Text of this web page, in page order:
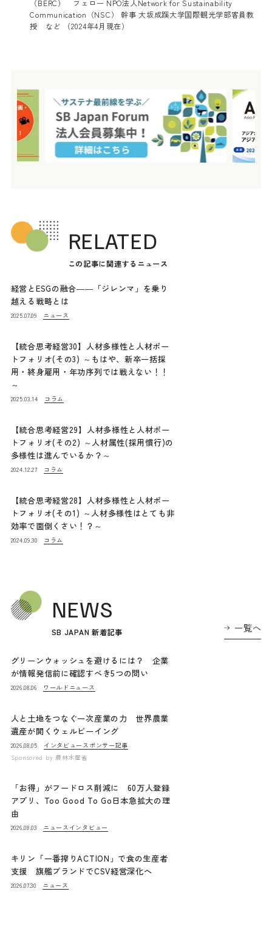
（BERC） フェロー NPO法人Network for Sustainability
Communication（NSC） 幹事 大坂成蹊大学国際観光学部客員教
授 など （2024年4月現在）
RELATED
この記事に関連するニュース
経営とESGの融合――「ジレンマ」を乗り
越える戦略とは
2025.07.09 ニュース
【統合思考経営30】人材多様性と人材ポー
トフォリオ(その3) ～もはや、新卒一括採
用・終身雇用・年功序列では戦えない！！
～
2025.03.14 コラム
【統合思考経営29】人材多様性と人材ポー
トフォリオ(その2) ～人材属性(採用慣行)の
多様性は進んでいるか？～
2024.12.27 コラム
【統合思考経営28】人材多様性と人材ポー
トフォリオ(その1) ～人材多様性はとても非
効率で面倒くさい！？～
2024.09.30 コラム
NEWS
SB JAPAN 新着記事 一覧へ
グリーンウォッシュを避けるには？ 企業
が情報発信前に確認すべき5つの問い
2026.08.06 ワールドニュース
人と土地をつなぐ一次産業の力 世界農業
遺産が開くウェルビーイング
2026.08.05 インタビュー スポンサー記事
Sponsored by 農林水産省
「お得」がフードロス削減に 60万人登録
アプリ、Too Good To Go日本急拡大の理
由
2026.08.03 ニュース インタビュー
キリン「一番搾りACTION」で食の生産者
支援 旗艦ブランドでCSV経営深化へ
2026.07.30 ニュース